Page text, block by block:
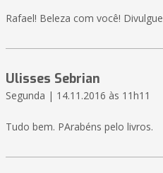
Rafael! Beleza com você!
Ulisses Sebrian
Segunda | 14.11.2016 às 11h11
Tudo bem. PArabéns pelo livros.